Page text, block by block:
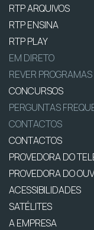
RTP ARQUIVOS
RTP ENSINA
RTP PLAY
EM DIRETO
REVER PROGRAMAS
CONCURSOS
PERGUNTAS
CONTACTOS
CONTACTOS
PROVEDORA DO
PROVEDORA DO
ACESSIBILIDADES
SATÉLITES
A EMPRESA